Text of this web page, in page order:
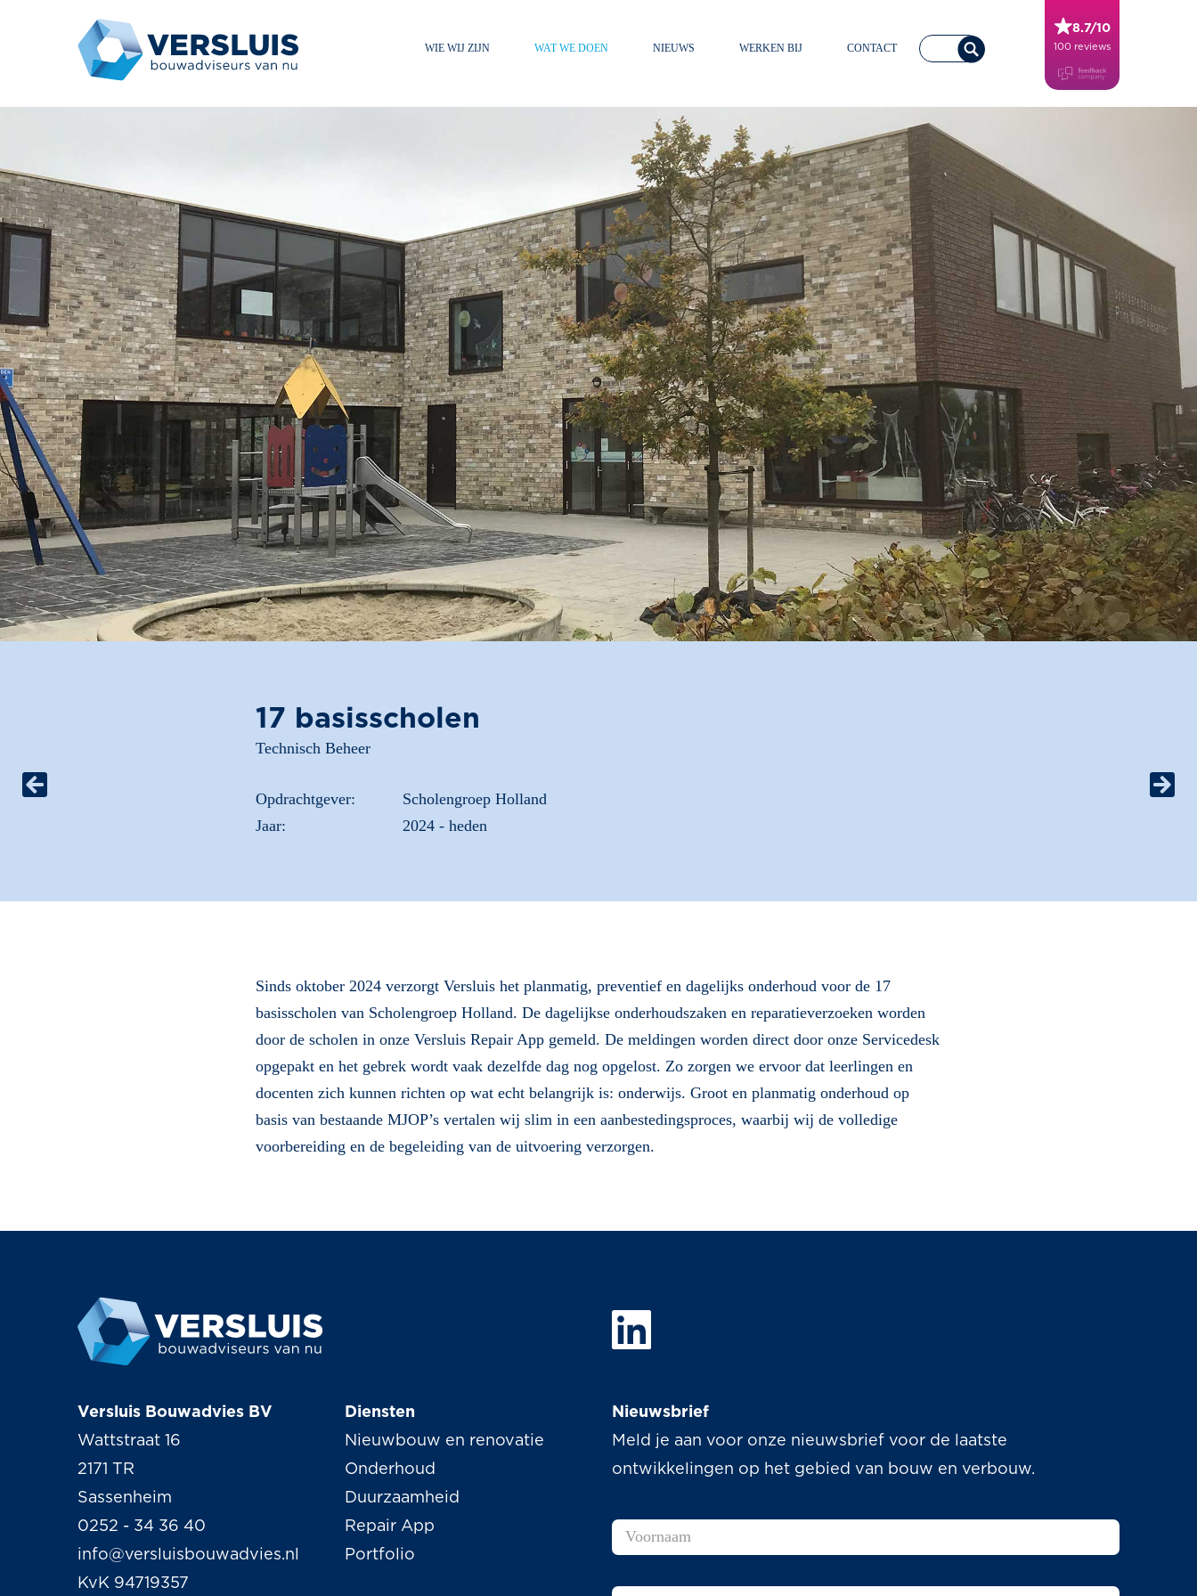
WIE WIJ ZIJN WAT WE DOEN NIEUWS WERKEN BIJ CONTACT
8.7/10
100 reviews
17 basisscholen
Technisch Beheer
Opdrachtgever:
Scholengroep Holland
Jaar:
2024 - heden
Sinds oktober 2024 verzorgt Versluis het planmatig, preventief en dagelijks onderhoud voor de 17
basisscholen van Scholengroep Holland. De dagelijkse onderhoudszaken en reparatieverzoeken worden
door de scholen in onze Versluis Repair App gemeld. De meldingen worden direct door onze Servicedesk
opgepakt en het gebrek wordt vaak dezelfde dag nog opgelost. Zo zorgen we ervoor dat leerlingen en
docenten zich kunnen richten op wat echt belangrijk is: onderwijs. Groot en planmatig onderhoud op
basis van bestaande MJOP’s vertalen wij slim in een aanbestedingsproces, waarbij wij de volledige
voorbereiding en de begeleiding van de uitvoering verzorgen.
Versluis Bouwadvies BV
Wattstraat 16
2171 TR
Sassenheim
0252 - 34 36 40
info@versluisbouwadvies.nl
KvK 94719357
Diensten
Nieuwbouw en renovatie
Onderhoud
Duurzaamheid
Repair App
Portfolio
Nieuwsbrief
Meld je aan voor onze nieuwsbrief voor de laatste
ontwikkelingen op het gebied van bouw en verbouw.